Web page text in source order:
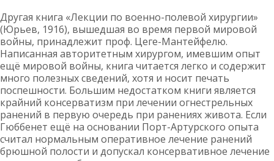
Другая книга «Лекции по военно-полевой хирургии»
(Юрьев, 1916), вышедшая во время первой мировой
войны, принадлежит проф. Цеге-Мантейфелю.
Написанная авторитетным хирургом, имевшим опыт
ещё мировой войны, книга читается легко и содержит
много полезных сведений, хотя и носит печать
поспешности. Большим недостатком книги является
крайний консерватизм при лечении огнестрельных
ранений в первую очередь при ранениях живота. Если
Гюббенет ещё на основании Порт-Артурского опыта
считал нормальным оперативное лечение ранений
брюшной полости и допускал консервативное лечение